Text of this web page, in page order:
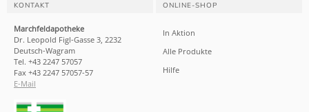
KONTAKT
Marchfeldapotheke
Dr. Leopold Figl-Gasse 3, 2232
Deutsch-Wagram
Tel. +43 2247 57057
Fax +43 2247 57057-57
E-Mail
ONLINE-SHOP
In Aktion
Alle Produkte
Hilfe